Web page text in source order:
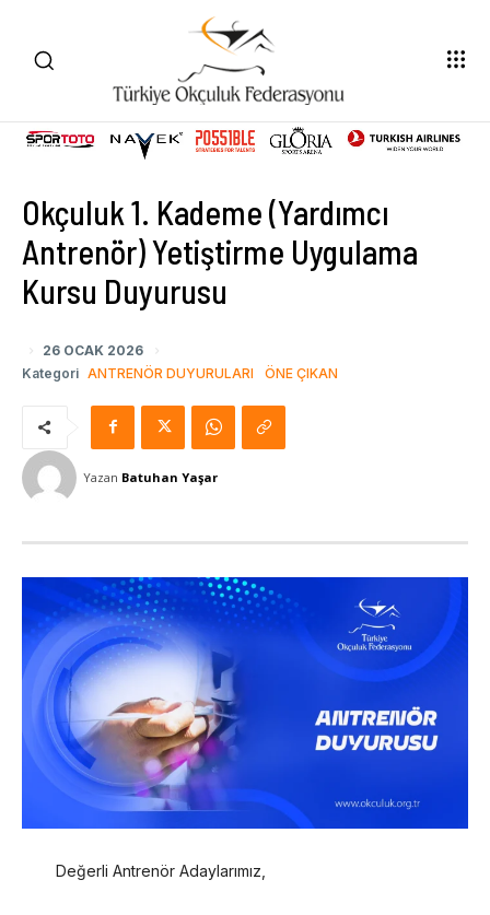
Okçuluk 1. Kademe (Yardımcı
Antrenör) Yetiştirme Uygulama
Kursu Duyurusu
26 OCAK 2026
Kategori ANTRENÖR DUYURULARI ÖNE ÇIKAN
Yazan Batuhan Yaşar
Değerli Antrenör Adaylarımız,